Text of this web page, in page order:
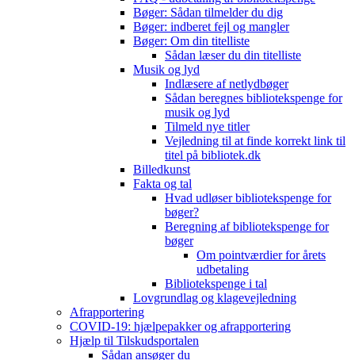
Bøger: Sådan tilmelder du dig
Bøger: indberet fejl og mangler
Bøger: Om din titelliste
Sådan læser du din titelliste
Musik og lyd
Indlæsere af netlydbøger
Sådan beregnes bibliotekspenge for
musik og lyd
Tilmeld nye titler
Vejledning til at finde korrekt link til
titel på bibliotek.dk
Billedkunst
Fakta og tal
Hvad udløser bibliotekspenge for
bøger?
Beregning af bibliotekspenge for
bøger
Om pointværdier for årets
udbetaling
Bibliotekspenge i tal
Lovgrundlag og klagevejledning
Afrapportering
COVID-19: hjælpepakker og afrapportering
Hjælp til Tilskudsportalen
Sådan ansøger du